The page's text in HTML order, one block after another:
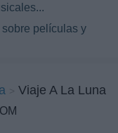
películas y
Viaje A La Luna